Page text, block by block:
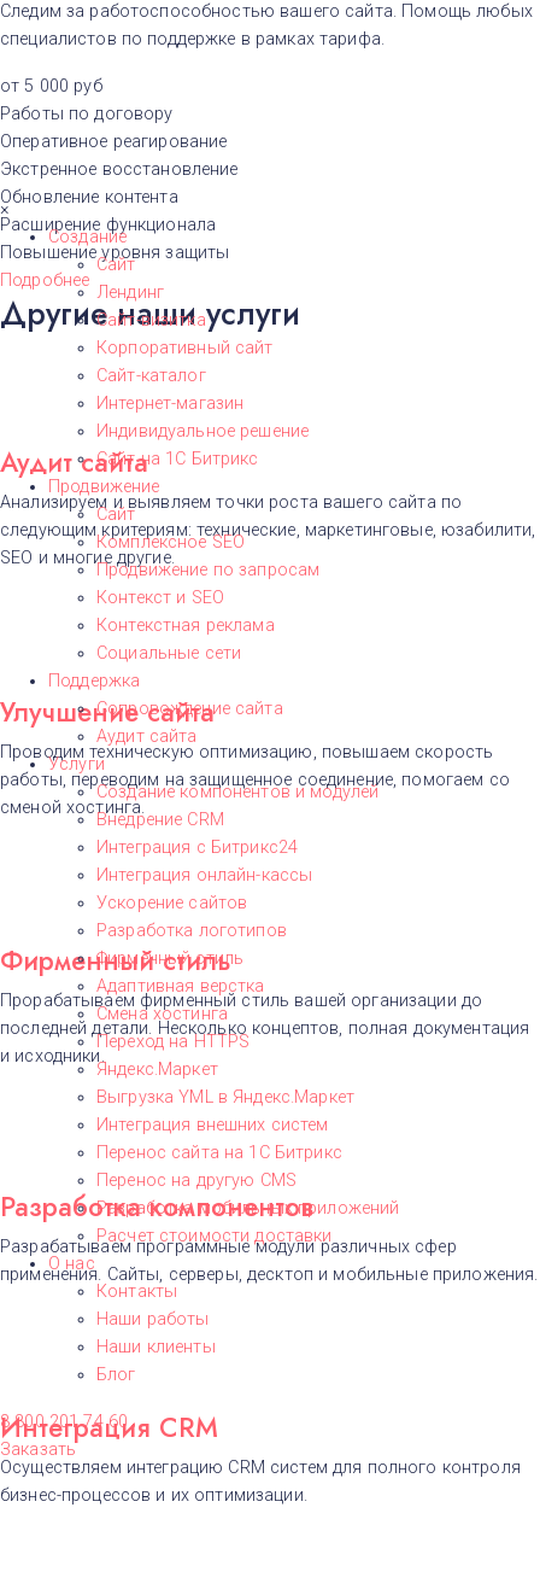
×
Создание
Сайт
Лендинг
Сайт-визитка
Корпоративный сайт
Сайт-каталог
Интернет-магазин
Индивидуальное решение
Сайт на 1С Битрикс
Продвижение
Сайт
Комплексное SEO
Продвижение по запросам
Контекст и SEO
Контекстная реклама
Социальные сети
Поддержка
Сопровождение сайта
Аудит сайта
Услуги
Создание компонентов и модулей
Внедрение CRM
Интеграция с Битрикс24
Интеграция онлайн-кассы
Ускорение сайтов
Разработка логотипов
Фирменный стиль
Адаптивная верстка
Смена хостинга
Переход на HTTPS
Яндекс.Маркет
Выгрузка YML в Яндекс.Маркет
Интеграция внешних систем
Перенос сайта на 1С Битрикс
Перенос на другую CMS​
Разработка мобильных приложений
Расчет стоимости доставки
О нас
Контакты
Наши работы
Наши клиенты
Блог
8 800 201 74 60
Заказать
Следим за работоспособностью вашего сайта. Помощь любых
специалистов по поддержке в рамках тарифа.
от 5 000 руб
Работы по договору
Оперативное реагирование
Экстренное восстановление
Обновление контента
Расширение функционала
Повышение уровня защиты
Подробнее
Другие наши услуги
Аудит сайта
Анализируем и выявляем точки роста вашего сайта по
следующим критериям: технические, маркетинговые, юзабилити,
SEO и многие другие.
Улучшение сайта
Проводим техническую оптимизацию, повышаем скорость
работы, переводим на защищенное соединение, помогаем со
сменой хостинга.
Фирменный стиль
Прорабатываем фирменный стиль вашей организации до
последней детали. Несколько концептов, полная документация
и исходники.
Разработка компонентов
Разрабатываем программные модули различных сфер
применения. Сайты, серверы, десктоп и мобильные приложения.
Интеграция CRM
Осуществляем интеграцию CRM систем для полного контроля
бизнес-процессов и их оптимизации.